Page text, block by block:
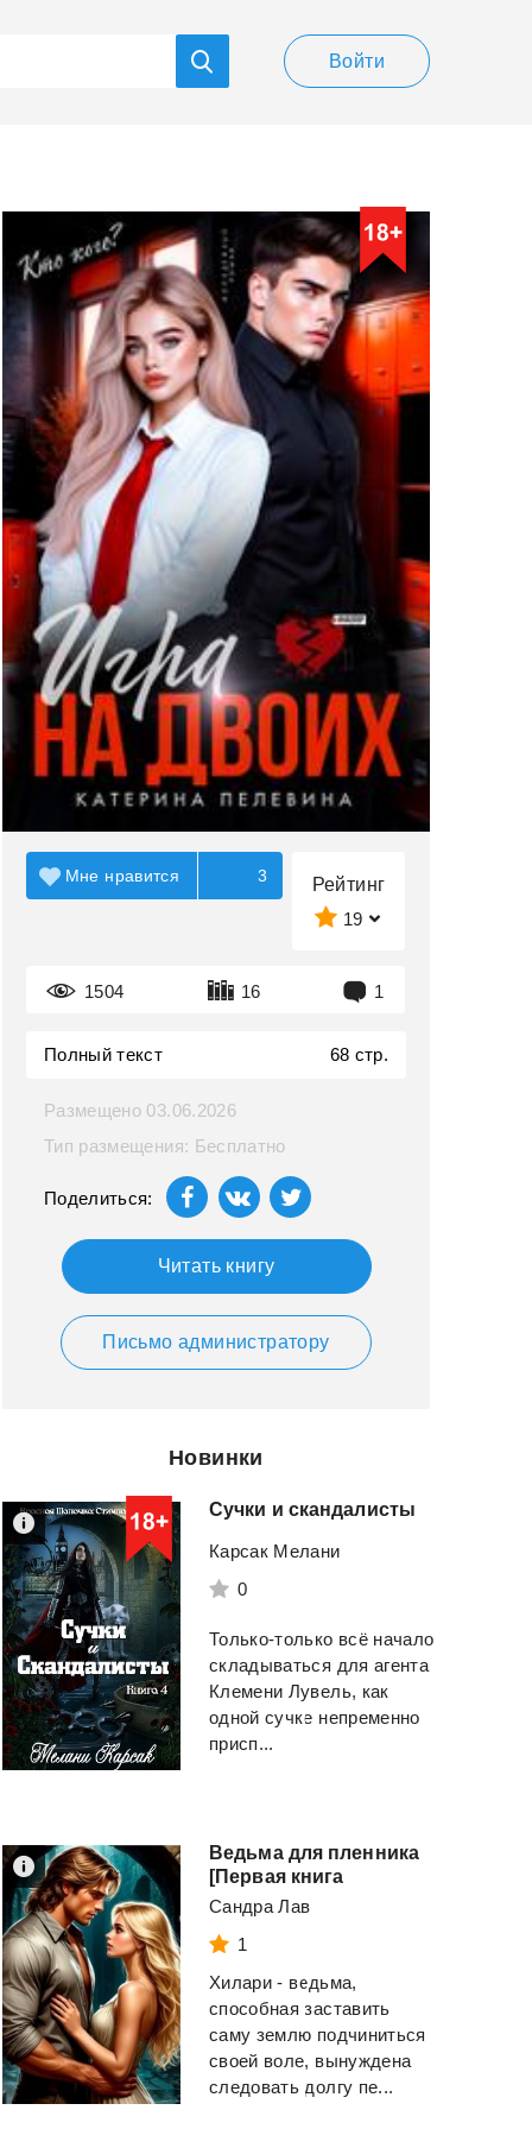
Войти
Рейтинг
19
1504 16 1
Мне нравится 3
Полный текст 68 стр.
Размещено 03.06.2026
Тип размещения: Бесплатно
Поделиться:
Читать книгу
Письмо администратору
Новинки
Сучки и скандалисты
Карсак Мелани
0
Только-только всё начало
складываться для агента
Клемени Лувель, как
одной сучке непременно
присп...
Ведьма для пленника
[Первая книга
Сандра Лав
1
Хилари - ведьма,
способная заставить
саму землю подчиниться
своей воле, вынуждена
следовать долгу пе...